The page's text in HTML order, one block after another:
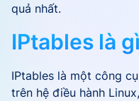
quả nhất.
IPtables là
IPtables là một công
trên hệ điều hành